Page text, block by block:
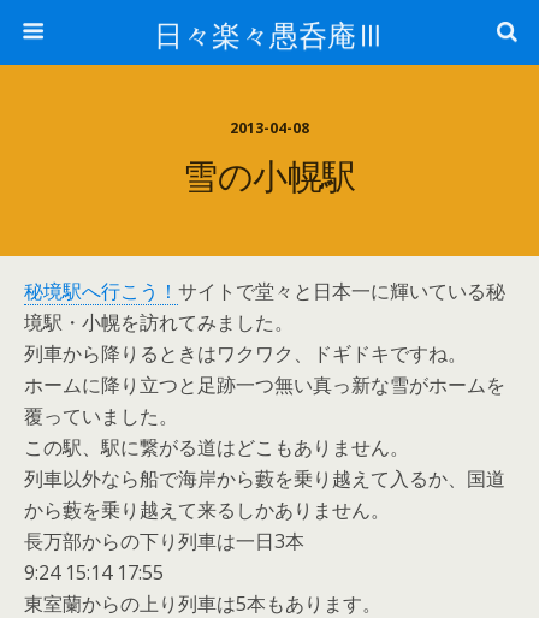
日々楽々愚呑庵Ⅲ
2013-04-08
雪の小幌駅
秘境駅へ行こう！ サイトで堂々と日本一に輝いている秘
境駅・小幌を訪れてみました。
列車から降りるときはワクワク、ドギドキですね。
ホームに降り立つと足跡一つ無い真っ新な雪がホームを
覆っていました。
この駅、駅に繋がる道はどこもありません。
列車以外なら船で海岸から藪を乗り越えて入るか、国道
から藪を乗り越えて来るしかありません。
長万部からの下り列車は一日3本
9:24 15:14 17:55
東室蘭からの上り列車は5本もあります。